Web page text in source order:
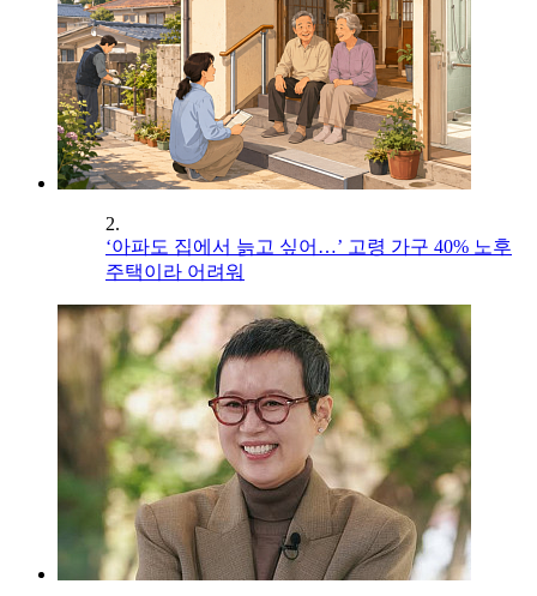
2.
‘아파도 집에서 늙고 싶어…’ 고령 가구 40% 노후
주택이라 어려워